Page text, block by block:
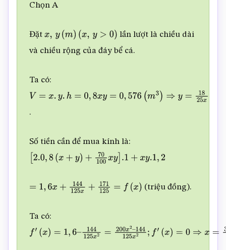
Chọn A
Đặt x,y (m)(x y>0 )
lần lượt là chiều dài
và chiều rộng của đáy bể cá.
Ta có:
V =x y.h= 0,8 xy =0,576 (m 3)⇒y = 1825 x
.
Số tiền cần để mua kính là:
[2.0,8 (x+y ) +70 100 xy] .1+xy.1 ,
=1 ,6x+144 125x 171125 =f (x ) (triệu đồng).
Ta có:
f′ x)= ,6 –